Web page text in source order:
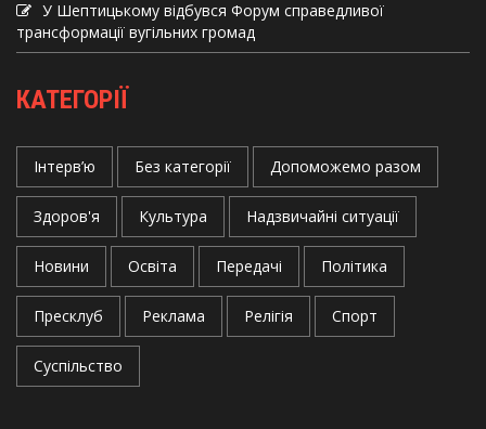
У Шептицькому відбувся Форум справедливої
трансформації вугільних громад
КАТЕГОРІЇ
Інтерв’ю Без категорії Допоможемо разом
Здоров'я Культура Надзвичайні ситуації
Новини Освіта Передачі Політика
Пресклуб Реклама Релігія Спорт
Суспільство